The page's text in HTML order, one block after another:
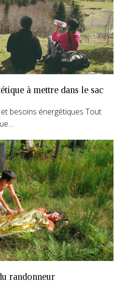
à mettre dans le sac
besoins énergétiques Tout
randonneur